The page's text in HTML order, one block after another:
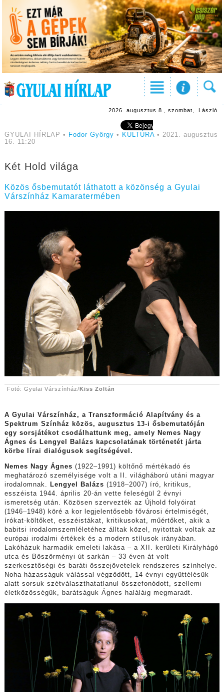
2026. augusztus 8., szombat, László
GYULAI HÍRLAP • Fodor György • KULTÚRA• 2021. augusztus
16. 11:20
Két Hold világa
Közös ősbemutatót láthatott a közönség a Gyulai
Várszínház Kamaratermében
Fotó: Gyulai Várszínház/Kiss Zoltán
A Gyulai Várszínház, a Transzformáció Alapítvány és a
Spektrum Színház közös, augusztus 13-i ősbemutatóján
egy sorsjátékot csodálhattunk meg, amely Nemes Nagy
Ágnes és Lengyel Balázs kapcsolatának történetét járta
körbe lírai dialógusok segítségével.
Nemes Nagy Ágnes (1922–1991) költőnő mértékadó és
meghatározó személyisége volt a II. világháború utáni magyar
irodalomnak.
Lengyel Balázs (1918–2007) író, kritikus,
esszéista 1944. április 20-án vette feleségül 2 évnyi
ismeretség után. Közösen szervezték az Újhold folyóirat
(1946–1948) köré a kor legjelentősebb fővárosi értelmiségét,
írókat-költőket, esszéistákat, kritikusokat, műértőket, akik a
babitsi irodalomszemléletéhez álltak közel, nyitottak voltak az
európai irodalmi értékek és a modern stílusok irányában.
Lakóházuk harmadik emeleti lakása – a XII. kerületi Királyhágó
utca és Böszörményi út sarkán – 33 éven át volt
szerkesztőségi és baráti összejövetelek rendszeres színhelye.
Noha házasságuk válással végződött, 14 évnyi együttélésük
alatt sorsuk szétválaszthatatlanul összefonódott, szellemi
életközösségük, barátságuk Ágnes haláláig megmaradt.